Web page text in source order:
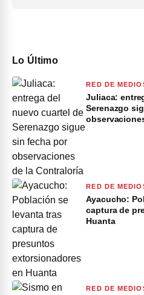
Lo Último
RED DE
Juliaca:
Serenazgo
RED DE
Ayacucho:
captura de
Huanta
RED DE